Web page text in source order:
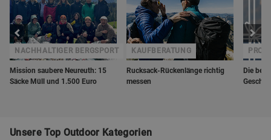
Mission saubere Neureuth: 15
Säcke Müll und 1.500 Euro
NACHHALTIGER BERGSPORT
Rucksack-Rückenlänge richtig
messen
KAUFBERATUNG
Die
Unsere Top Outdoor Kategorien